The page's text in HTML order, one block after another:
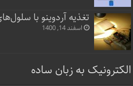
تغذیه آردوینو با
اسفند 14, 1400
الکترونیک به زبان ساده